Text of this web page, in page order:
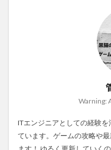
Warning:
ITエンジニアとしての経験
ています。ゲームの攻略や